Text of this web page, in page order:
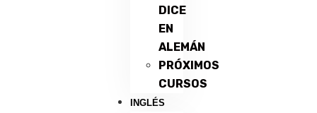
DICE
EN
ALEMÁN
PRÓXIMOS
CURSOS
INGLÉS